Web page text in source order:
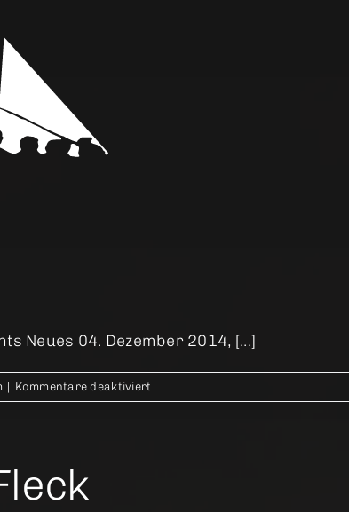
Neues 04. Dezember 2014, [...]
| Kommentare deaktiviert
Westen